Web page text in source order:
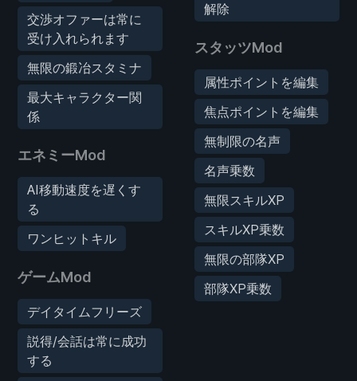
交渉オファーは常に
受け入れられます
無限の鍛冶スタミナ
最大キャラクター関
係
エネミーMod
AI移動速度を遅くす
る
ワンヒットキル
ゲームMod
デイタイムフリーズ
説得/会話は常に成功
する
解除
スタッツMod
属性ポイントを編集
焦点ポイントを編集
無制限の名声
名声乗数
無限スキルXP
スキルXP乗数
無限の部隊XP
部隊XP乗数